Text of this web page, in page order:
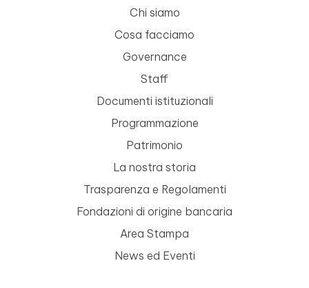
Chi siamo
Cosa facciamo
Governance
Staff
Documenti istituzionali
Programmazione
Patrimonio
La nostra storia
Trasparenza e Regolamenti
Fondazioni di origine bancaria
Area Stampa
News ed Eventi